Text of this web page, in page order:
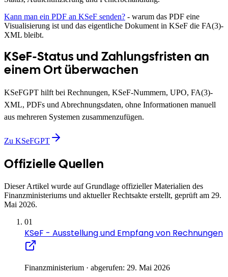
Kann man ein PDF an KSeF senden? - warum das PDF eine
Visualisierung ist und das eigentliche Dokument in KSeF die FA(3)-
XML bleibt.
KSeF-Status und Zahlungsfristen an
einem Ort überwachen
KSeFGPT hilft bei Rechnungen, KSeF-Nummern, UPO, FA(3)-
XML, PDFs und Abrechnungsdaten, ohne Informationen manuell
aus mehreren Systemen zusammenzufügen.
Zu KSeFGPT
Offizielle Quellen
Dieser Artikel wurde auf Grundlage offizieller Materialien des
Finanzministeriums und aktueller Rechtsakte erstellt, geprüft am 29.
Mai 2026.
01
KSeF - Ausstellung und Empfang von Rechnungen
Finanzministerium · abgerufen: 29. Mai 2026